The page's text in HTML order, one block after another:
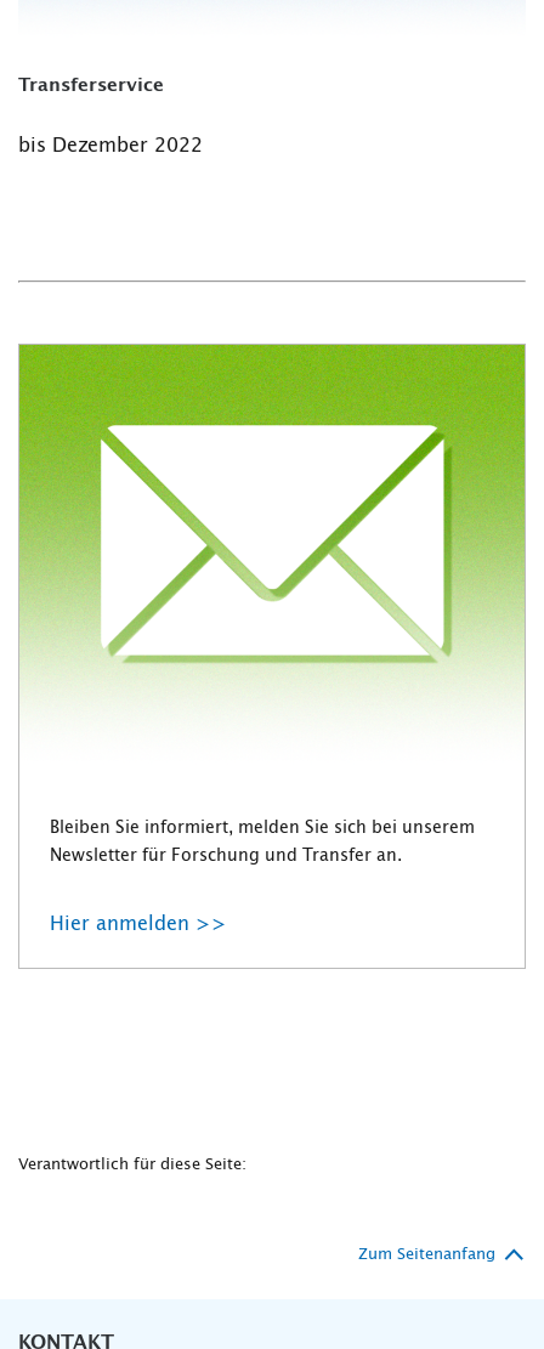
Transferservice
bis Dezember 2022
Bleiben Sie informiert, melden Sie sich bei unserem
Newsletter für Forschung und Transfer an.
Hier anmelden >>
Verantwortlich für diese Seite:
Zum Seitenanfang
KONTAKT